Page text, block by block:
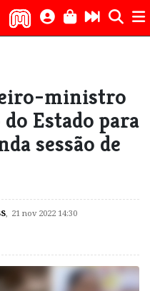
ministro
Estado para
sessão de
, 21 nov 2022 14:30